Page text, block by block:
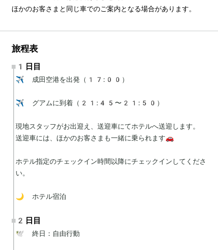
ほかのお客さまと同じ車でのご案内となる場合があります。
旅程表
1日目
✈️ 成田空港を出発（17:00）
✈️ グアムに到着（21:45〜21:50）
現地スタッフがお出迎え、送迎車にてホテルへ送迎します。
送迎車には、ほかのお客さまも一緒に乗られます🚗
ホテル指定のチェックイン時間以降にチェックインしてくださ
い。
🌙 ホテル宿泊
2日目
🕊 終日：自由行動